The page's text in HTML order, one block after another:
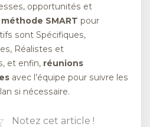
opportunités et
méthode SMART pour
sont Spécifiques,
Réalistes et
et enfin, réunions
avec l’équipe pour suivre les
si nécessaire.
Notez cet article !